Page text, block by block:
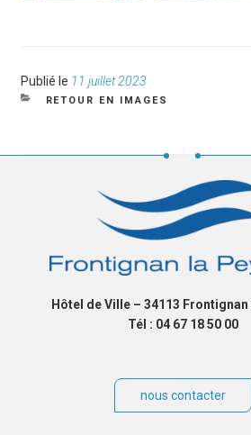
Publié le Publié
le
11 juillet 2023
CATÉGORIES
RETOUR EN IMAGES
Hôtel de Ville – 34113
Tél : 04 67 18 50 00
nous contacter